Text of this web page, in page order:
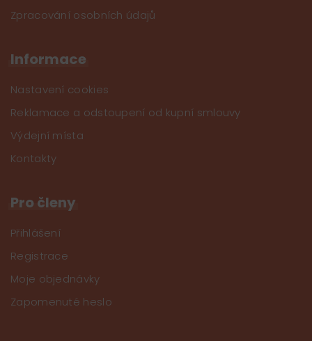
Zpracování osobních údajů
Informace
Nastavení cookies
Reklamace a odstoupení od kupní smlouvy
Výdejní místa
Kontakty
Pro členy
Přihlášení
Registrace
Moje objednávky
Zapomenuté heslo